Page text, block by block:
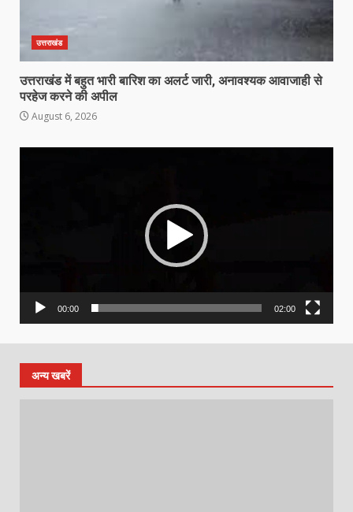
उत्तराखंड
उत्तराखंड में बहुत भारी बारिश का अलर्ट जारी, अनावश्यक आवाजाही से
परहेज करने की अपील
August 6, 2026
00:00 02:00
अन्य खबरें